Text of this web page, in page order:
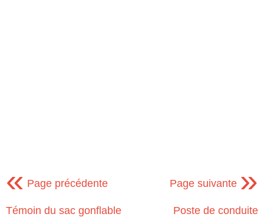
« Page précédente
Témoin du sac gonflable
Page suivante »
Poste de conduite